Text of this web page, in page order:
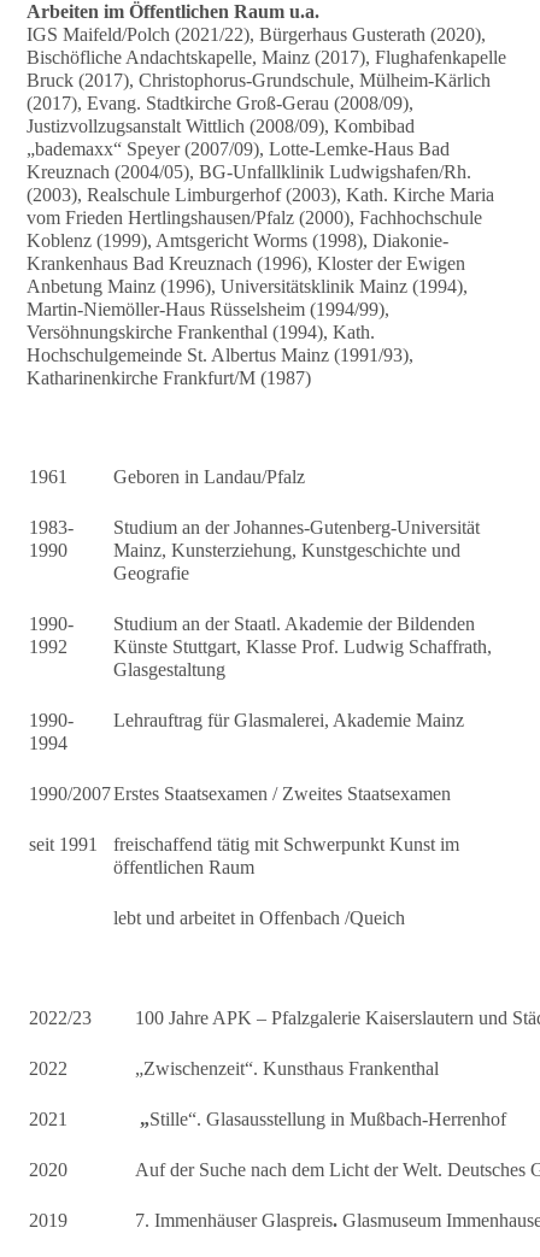
Arbeiten im Öffentlichen Raum u.a.
IGS Maifeld/Polch (2021/22), Bürgerhaus Gusterath (2020),
Bischöfliche Andachtskapelle, Mainz (2017), Flughafenkapelle
Bruck (2017), Christophorus-Grundschule, Mülheim-Kärlich
(2017), Evang. Stadtkirche Groß-Gerau (2008/09),
Justizvollzugsanstalt Wittlich (2008/09), Kombibad
„bademaxx“ Speyer (2007/09), Lotte-Lemke-Haus Bad
Kreuznach (2004/05), BG-Unfallklinik Ludwigshafen/Rh.
(2003), Realschule Limburgerhof (2003), Kath. Kirche Maria
vom Frieden Hertlingshausen/Pfalz (2000), Fachhochschule
Koblenz (1999), Amtsgericht Worms (1998), Diakonie-
Krankenhaus Bad Kreuznach (1996), Kloster der Ewigen
Anbetung Mainz (1996), Universitätsklinik Mainz (1994),
Martin-Niemöller-Haus Rüsselsheim (1994/99),
Versöhnungskirche Frankenthal (1994), Kath.
Hochschulgemeinde St. Albertus Mainz (1991/93),
Katharinenkirche Frankfurt/M (1987)
1961 Geboren in Landau/Pfalz
1983-
1990
Studium an der Johannes-Gutenberg-Universität
Mainz, Kunsterziehung, Kunstgeschichte und
Geografie
1990-
1992
Studium an der Staatl. Akademie der Bildenden
Künste Stuttgart, Klasse Prof. Ludwig Schaffrath,
Glasgestaltung
1990-
1994
Lehrauftrag für Glasmalerei, Akademie Mainz
1990/2007Erstes Staatsexamen / Zweites Staatsexamen
seit 1991
freischaffend tätig mit Schwerpunkt Kunst im
öffentlichen Raum
lebt und arbeitet in Offenbach /Queich
2022/23 100 Jahre APK – Pfalzgalerie Kaiserslautern und
2022 „Zwischenzeit“. Kunsthaus Frankenthal
2021 „Stille“. Glasausstellung in Mußbach-Herrenhof
2020 Auf der Suche nach dem Licht der Welt. Deutsches
2019 7. Immenhäuser Glaspreis. Glasmuseum